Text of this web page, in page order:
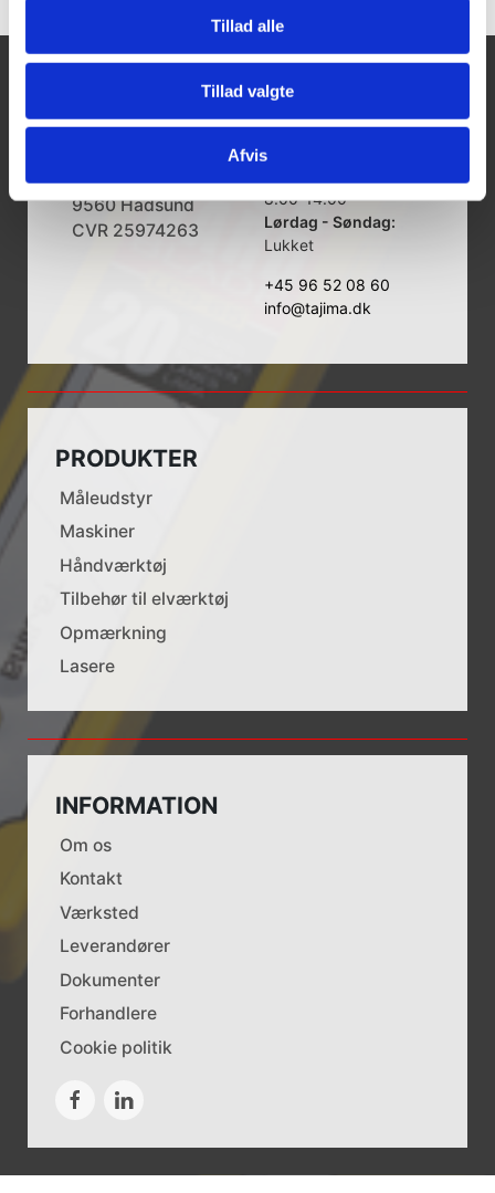
Tillad alle
Tillad valgte
Afvis
Tajima Trading
Aps
Aalborgvej 62A,
9560 Hadsund
CVR 25974263
Åbningstider
Mandag - Torsdag:
8.00-16.00
8.00-14.00
Lørdag - Søndag:
Lukket
+45 96 52 08 60
info@tajima.dk
PRODUKTER
Måleudstyr
Maskiner
Håndværktøj
Tilbehør til elværktøj
Opmærkning
Lasere
INFORMATION
Om os
Kontakt
Værksted
Leverandører
Dokumenter
Forhandlere
Cookie politik